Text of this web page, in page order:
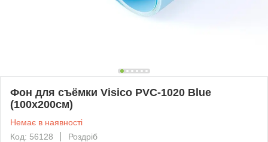
Фон для съёмки Visico PVC-1020 Blue
(100x200см)
Немає в наявності
Код: 56128
Роздріб